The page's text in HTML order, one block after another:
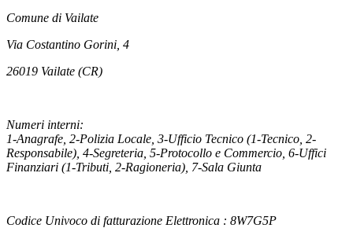
Comune di Vailate
Via Costantino Gorini, 4
26019 Vailate (CR)
Numeri interni:
1-Anagrafe, 2-Polizia Locale, 3-Ufficio Tecnico (1-Tecnico, 2-
Responsabile), 4-Segreteria, 5-Protocollo e Commercio, 6-Uffici
Finanziari (1-Tributi, 2-Ragioneria), 7-Sala Giunta
Codice Univoco di fatturazione Elettronica : 8W7G5P